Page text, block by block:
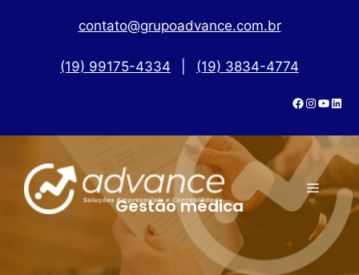
contato@grupoadvance.com.br
(19) 99175-4334 (19) 3834-4774
Gestão médica